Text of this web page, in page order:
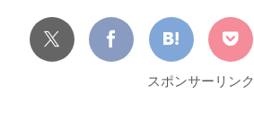
スポンサーリンク